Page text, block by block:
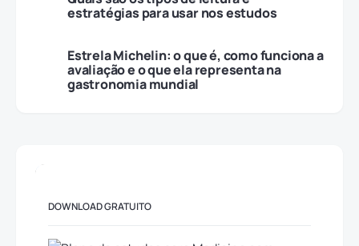
estratégias para usar nos estudos
Estrela Michelin: o que é, como funciona a
avaliação e o que ela representa na
gastronomia mundial
DOWNLOAD GRATUITO